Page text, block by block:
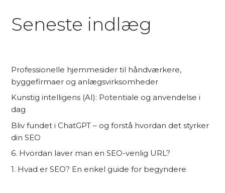
Seneste indlæg
Professionelle hjemmesider til håndværkere,
byggefirmaer og anlægsvirksomheder
Kunstig intelligens (AI): Potentiale og anvendelse i
dag
Bliv fundet i ChatGPT – og forstå hvordan det styrker
din SEO
6. Hvordan laver man en SEO-venlig URL?
1. Hvad er SEO? En enkel guide for begyndere